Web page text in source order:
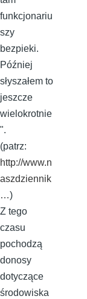
funkcjonariu
szy
bezpieki.
Później
słyszałem to
jeszcze
wielokrotnie
".
(patrz:
http://www.n
aszdziennik
…)
Z tego
czasu
pochodzą
donosy
dotyczące
środowiska